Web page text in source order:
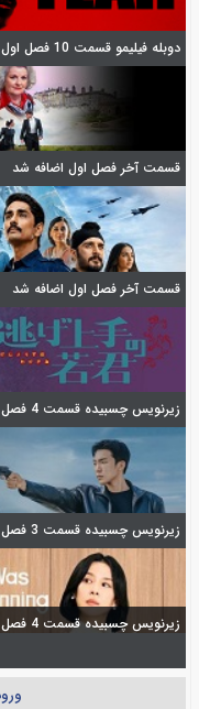
دوبله فیلیمو قسمت 10 فصل اول اضافه شد
قسمت آخر فصل اول اضافه شد
قسمت آخر فصل اول اضافه شد
زیرنویس چسبیده قسمت 4 فصل دوم اضافه شد
زیرنویس چسبیده قسمت 3 فصل اول اضافه شد
زیرنویس چسبیده قسمت 4 فصل اول اضافه شد